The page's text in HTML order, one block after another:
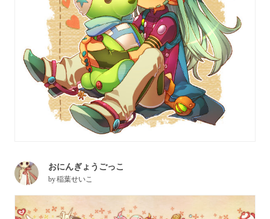
おにんぎょうごっこ
by稲葉せいこ